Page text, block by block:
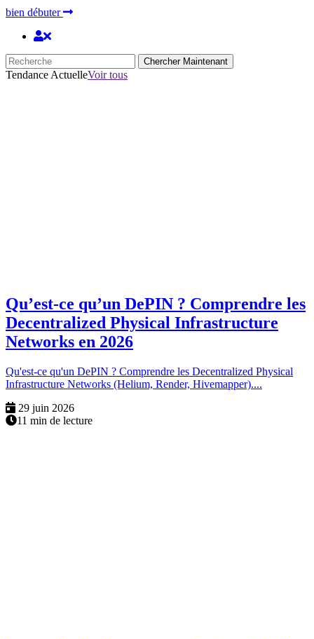
bien débuter
Chercher Maintenant
Tendance ActuelleVoir tous
Qu’est-ce qu’un DePIN ? Comprendre les
Decentralized Physical Infrastructure
Networks en 2026
Qu'est-ce qu'un DePIN ? Comprendre les Decentralized Physical
Infrastructure Networks (Helium, Render, Hivemapper)....
29 juin 2026
11 min de lecture